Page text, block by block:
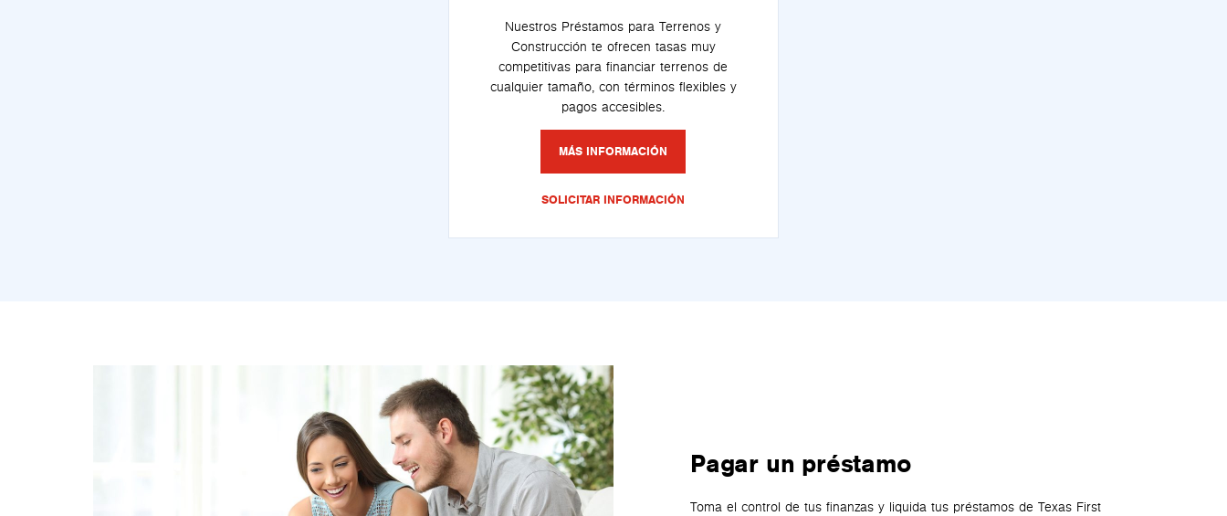
Nuestros Préstamos para Terrenos y
Construcción te ofrecen tasas muy
competitivas para financiar terrenos de
cualquier tamaño, con términos flexibles y
pagos accesibles.
MÁS INFORMACIÓN
SOLICITAR INFORMACIÓN
Pagar un préstamo
Toma el control de tus finanzas y liquida tus préstamos de Texas First